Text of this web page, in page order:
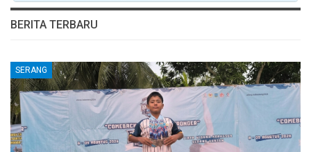
BERITA TERBARU
SERANG